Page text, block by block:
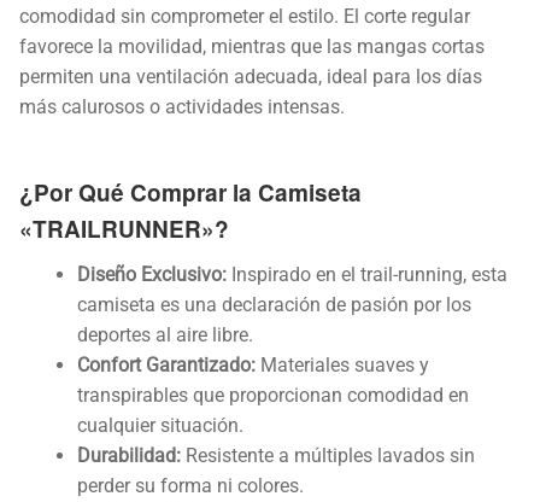
comodidad sin comprometer el estilo. El corte regular
favorece la movilidad, mientras que las mangas cortas
permiten una ventilación adecuada, ideal para los días
más calurosos o actividades intensas.
¿Por Qué Comprar la Camiseta
«TRAILRUNNER»?
Diseño Exclusivo: Inspirado en el trail-running, esta
camiseta es una declaración de pasión por los
deportes al aire libre.
Confort Garantizado: Materiales suaves y
transpirables que proporcionan comodidad en
cualquier situación.
Durabilidad: Resistente a múltiples lavados sin
perder su forma ni colores.